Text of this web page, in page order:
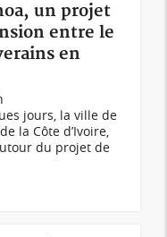
un projet
entre le
en
jours, la ville de
la Côte d’Ivoire,
du projet de